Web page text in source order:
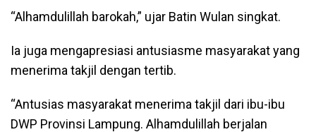
“Alhamdulillah barokah,” ujar Batin Wulan singkat.
Ia juga mengapresiasi antusiasme masyarakat yang
menerima takjil dengan tertib.
“Antusias masyarakat menerima takjil dari ibu-ibu
DWP Provinsi Lampung. Alhamdulillah berjalan